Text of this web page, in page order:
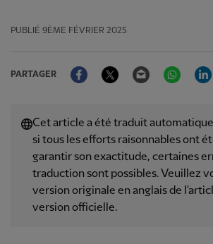
PUBLIÉ 9ÈME FÉVRIER 2025
PARTAGER
FacebookTwitter Email
Cet article a été traduit
si tous les efforts raisonnables ont
garantir son exactitude, certaines
traduction sont possibles. Veuillez
version originale en anglais de
version officielle.